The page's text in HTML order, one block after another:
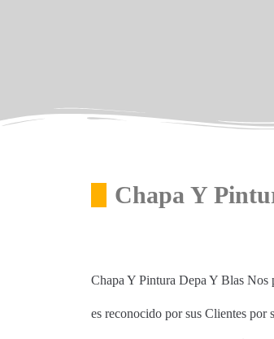
Chapa Y
Chapa Y Pintura Depa Y Blas
es reconocido por sus Clientes por